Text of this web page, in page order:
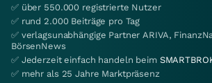
✅ über 550.000 registrierte Nutzer
✅ rund 2.000 Beiträge pro Tag
✅ verlagsunabhängige Partner ARIVA,
BörsenNews
✅ Jederzeit einfach handeln beim
✅ mehr als 25 Jahre Marktpräsenz